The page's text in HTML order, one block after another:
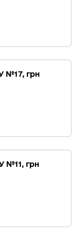
№17, грн
№11, грн